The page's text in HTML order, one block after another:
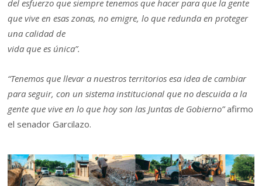
del esfuerzo que siempre tenemos que hacer para que la gente
que vive en esas zonas, no emigre, lo que redunda en proteger
una calidad de
vida que es única”.
“Tenemos que llevar a nuestros territorios esa idea de cambiar
para seguir, con un sistema institucional que no descuida a la
gente que vive en lo que hoy son las Juntas de Gobierno”afirmo
el senador Garcilazo.